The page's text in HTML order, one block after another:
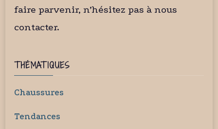
faire parvenir, n’hésitez pas à nous
contacter.
THÉMATIQUES
Chaussures
Tendances